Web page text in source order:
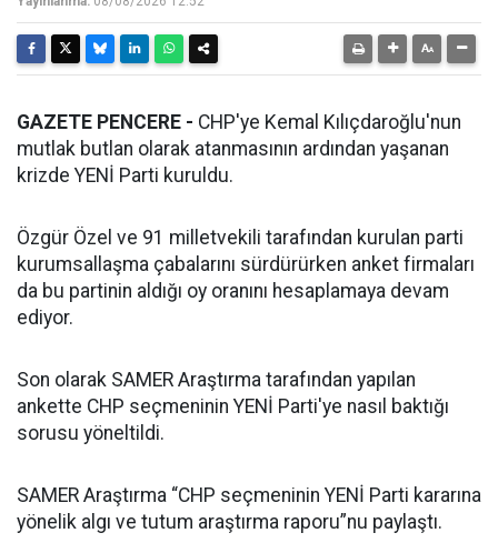
GAZETE PENCERE - CHP'ye Kemal Kılıçdaroğlu'nun
mutlak butlan olarak atanmasının ardından yaşanan
krizde YENİ Parti kuruldu.
Özgür Özel ve 91 milletvekili tarafından kurulan parti
kurumsallaşma çabalarını sürdürürken anket firmaları
da bu partinin aldığı oy oranını hesaplamaya devam
ediyor.
Son olarak SAMER Araştırma tarafından yapılan
ankette CHP seçmeninin YENİ Parti'ye nasıl baktığı
sorusu yöneltildi.
SAMER Araştırma “CHP seçmeninin YENİ Parti kararına
yönelik algı ve tutum araştırma raporu”nu paylaştı.